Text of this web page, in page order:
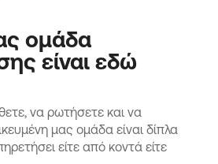
ομάδα
είναι εδώ
να ρωτήσετε και να
μας ομάδα είναι δίπλα
είτε από κοντά είτε